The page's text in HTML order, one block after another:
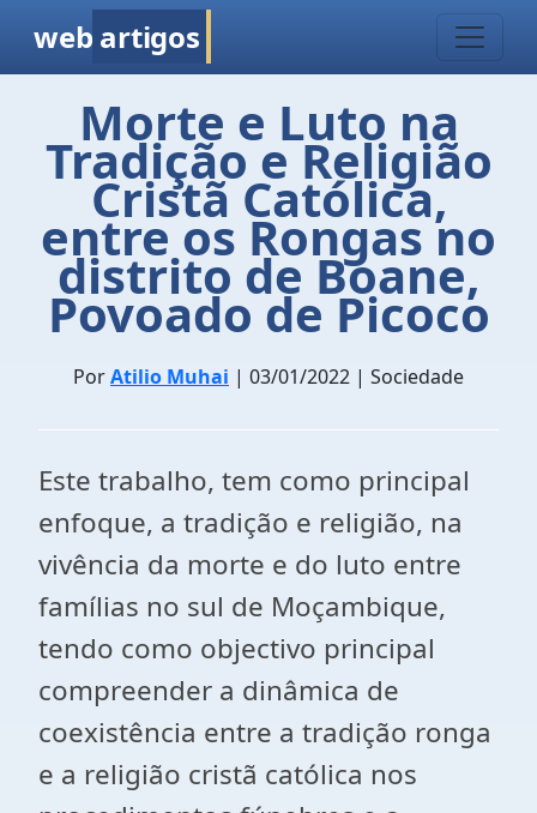
web artigos
Morte e Luto na
Tradição e Religião
Cristã Católica,
entre os Rongas no
distrito de Boane,
Povoado de Picoco
PorAtilio Muhai | 03/01/2022 | Sociedade
Este trabalho, tem como principal
enfoque, a tradição e religião, na
vivência da morte e do luto entre
famílias no sul de Moçambique,
tendo como objectivo principal
compreender a dinâmica de
coexistência entre a tradição ronga
e a religião cristã católica nos